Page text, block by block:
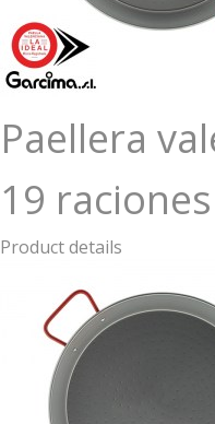
Paellera
19
Product details